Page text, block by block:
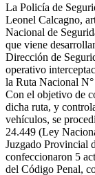
La Policía de
Leonel Calcagno,
Nacional de
que viene
Dirección de
operativo
la Ruta Nacional
Con el objetivo de
dicha ruta, y
vehículos, se
24.449 (Ley
Juzgado Provincial
confeccionaron 5
del Código Penal,